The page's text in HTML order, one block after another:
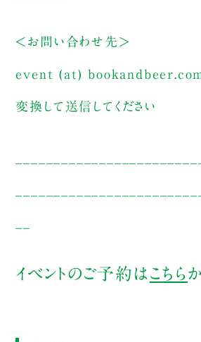
＜お問い合わせ先＞
event (at)
変換して送信してください
イベントのご予約はこちら